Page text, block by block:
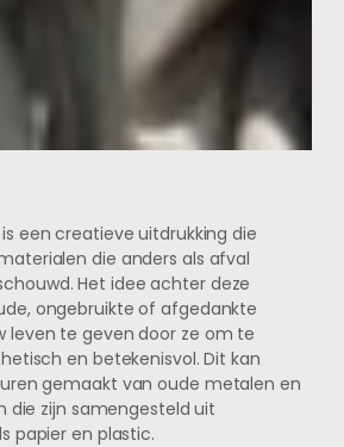
een creatieve uitdrukking die
die anders als afval
Het idee achter deze
ongebruikte of afgedankte
leven te geven door ze om te
en betekenisvol. Dit kan
gemaakt van oude metalen en
die zijn samengesteld uit
papier en plastic.